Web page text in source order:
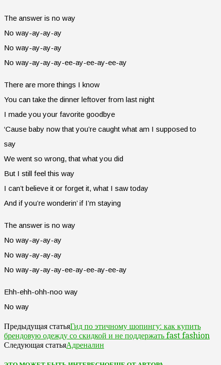
The answer is no way
No way-ay-ay-ay
No way-ay-ay-ay
No way-ay-ay-ay-ee-ay-ee-ay-ee-ay
There are more things I know
You can take the dinner leftover from last night
I made you your favorite goodbye
‘Cause baby now that you’re caught what am I supposed to
say
We went so wrong, that what you did
But I still feel this way
I can’t believe it or forget it, what I saw today
And if you’re wonderin’ if I’m staying
The answer is no way
No way-ay-ay-ay
No way-ay-ay-ay
No way-ay-ay-ay-ee-ay-ee-ay-ee-ay
Ehh-ehh-ohh-noo way
No way
Предыдущая статьяГид по этичному шопингу: как купить
брендовую одежду со скидкой и не поддержать fast fashion
Следующая статьяАдреналин